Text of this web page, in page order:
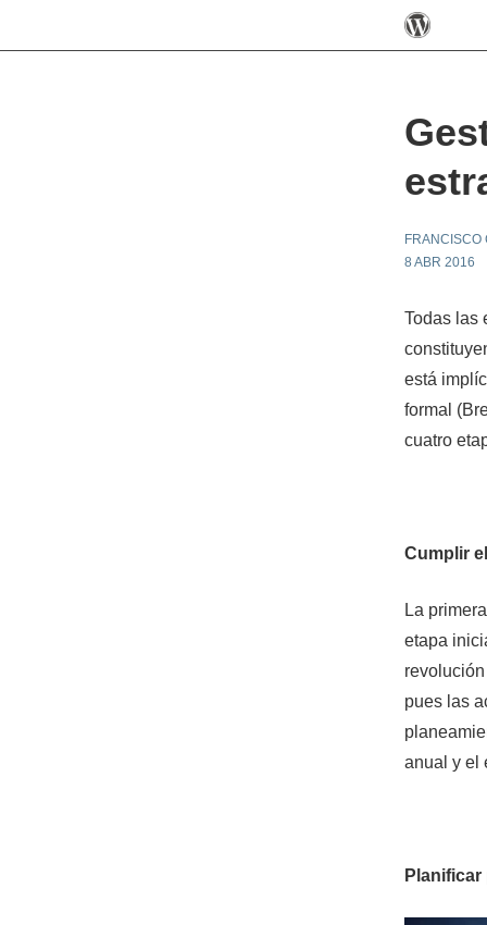
FRANCISCO
8 ABR 2016
Todas las
está
formal
cuatro
Cumplir
La
etapa
pues las
anual y el